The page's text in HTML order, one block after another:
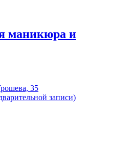
маникюра и
35
записи)